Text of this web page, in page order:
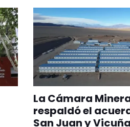
La Cámara
respaldó el
San Juan y